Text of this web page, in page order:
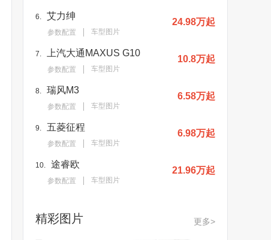
6. 艾力绅
参数配置 车型图片
24.98万起
7. 上汽大通MAXUS G10
参数配置 车型图片
10.8万起
8. 瑞风M3
参数配置 车型图片
6.58万起
9. 五菱征程
参数配置 车型图片
6.98万起
10. 途睿欧
参数配置 车型图片
21.96万起
精彩图片 更多>